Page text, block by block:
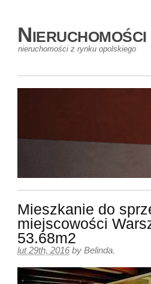
nieruchomości z rynku opolskiego
Mieszkanie do
miejscowości
53.68m2
lut 29th, 2016 by Belinda.